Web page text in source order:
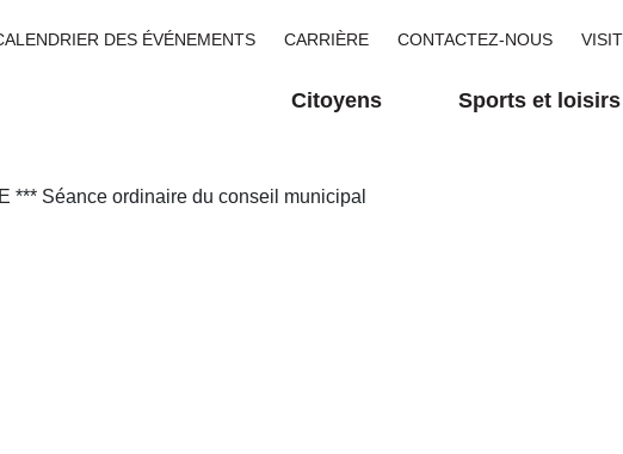
DES ÉVÉNEMENTS CARRIÈRE CONTACTEZ-NOUS
Citoyens Sports et loisirs
*** Séance ordinaire du conseil municipal